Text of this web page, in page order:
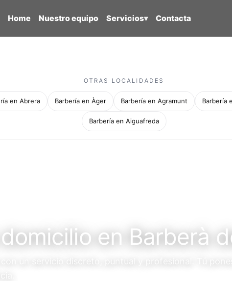
Home Nuestro equipo Servicios▾ Contacta
OTRAS LOCALIDADES
en Abrera Barbería en Àger Barbería en Agramunt Barbería
Barbería en Aiguafreda
en Barberà
un servicio discreto, puntual y profesional. Tú pones